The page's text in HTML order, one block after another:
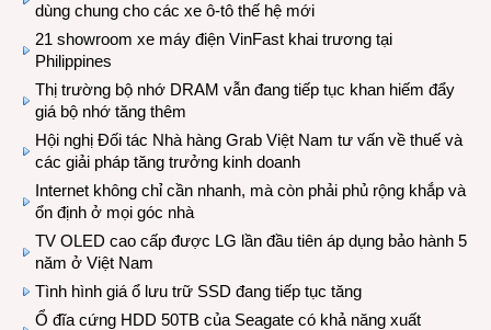
dùng chung cho các xe ô-tô thế hệ mới
21 showroom xe máy điện VinFast khai trương tại
Philippines
Thị trường bộ nhớ DRAM vẫn đang tiếp tục khan hiếm đẩy
giá bộ nhớ tăng thêm
Hội nghị Đối tác Nhà hàng Grab Việt Nam tư vấn về thuế và
các giải pháp tăng trưởng kinh doanh
Internet không chỉ cần nhanh, mà còn phải phủ rộng khắp và
ổn định ở mọi góc nhà
TV OLED cao cấp được LG lần đầu tiên áp dụng bảo hành 5
năm ở Việt Nam
Tình hình giá ổ lưu trữ SSD đang tiếp tục tăng
Ổ đĩa cứng HDD 50TB của Seagate có khả năng xuất